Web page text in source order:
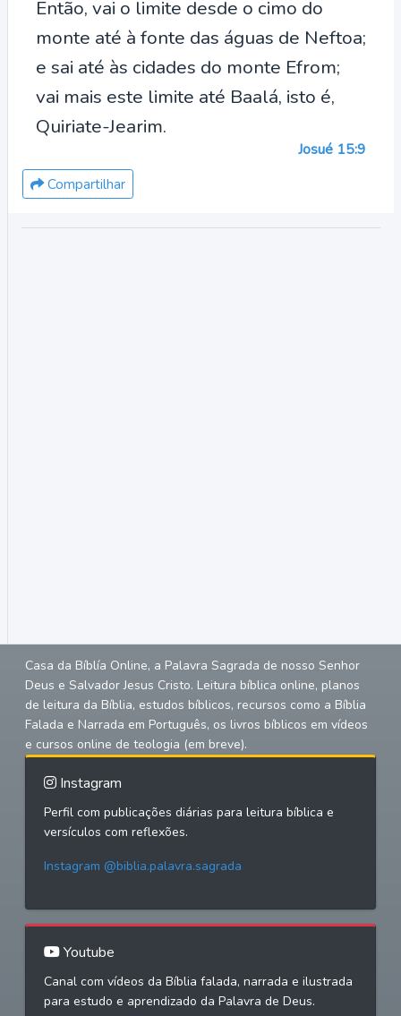
Então, vai o limite desde o cimo do
monte até à fonte das águas de Neftoa;
e sai até às cidades do monte Efrom;
vai mais este limite até Baalá, isto é,
Quiriate-Jearim.
Josué 15:9
Compartilhar
Casa da Bíblía Online, a Palavra Sagrada de nosso Senhor
Deus e Salvador Jesus Cristo. Leitura bíblica online, planos
de leitura da Bíblia, estudos bíblicos, recursos como a Bíblia
Falada e Narrada em Português, os livros bíblicos em vídeos
e cursos online de teologia (em breve).
Instagram
Perfil com publicações diárias para leitura bíblica e
versículos com reflexões.
Instagram @biblia.palavra.sagrada
Youtube
Canal com vídeos da Bíblia falada, narrada e ilustrada
para estudo e aprendizado da Palavra de Deus.